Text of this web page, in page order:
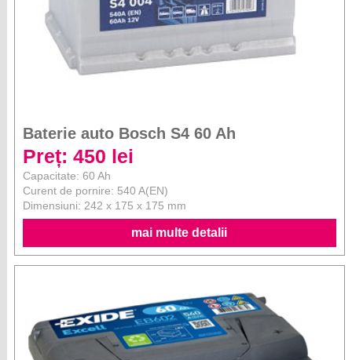
Baterie auto Bosch S4 60 Ah
Preț: 450 lei
Capacitate: 60 Ah
Curent de pornire: 540 A(EN)
Dimensiuni: 242 x 175 x 175 mm
mai multe detalii